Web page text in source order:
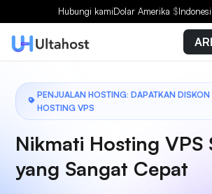
Hubungi kamiDolar Amerika $
PENJUALAN HOSTING: DAPATKAN
HOSTING VPS
Nikmati Hosting VPS
yang Sangat Cepat